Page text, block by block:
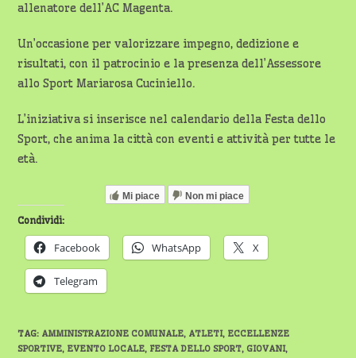
allenatore dell’AC Magenta.
Un’occasione per valorizzare impegno, dedizione e
risultati, con il patrocinio e la presenza dell’Assessore
allo Sport Mariarosa Cuciniello.
L’iniziativa si inserisce nel calendario della Festa dello
Sport, che anima la città con eventi e attività per tutte le
età.
Mi piace Non mi piace
Condividi:
Facebook WhatsApp X
Telegram
TAG: AMMINISTRAZIONE COMUNALE, ATLETI, ECCELLENZE
SPORTIVE, EVENTO LOCALE, FESTA DELLO SPORT, GIOVANI,